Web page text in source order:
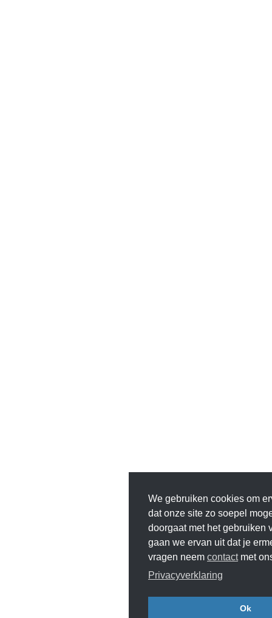
We gebruiken cookies om
dat onze site zo soepel
doorgaat met het gebruiken
gaan we ervan uit dat je
vragen neem contactmet
Privacyverklaring
Ok